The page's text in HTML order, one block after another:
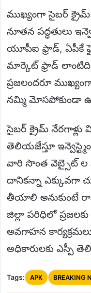
ముఖ్యంగా సైబర్ క్రైమ్
నూతన పద్ధతులు
యూపీఐ ఫ్రాడ్, ఏపీకే
మార్కెట్ ఫ్రాడ్ లాంటిది
ప్రజలందరూ
నమ్మి మోసపోకుండా
సైబర్ క్రైమ్ నేరగాళ్లు
తెలియజేస్తూ
వారి సొంత వెబ్సైట్ ల
దానికన్నా ఎక్కువగా
తీయాలి అనుకుంటే
జిల్లా పరిధిలో
అవగాహన
అధికారులకు ఎస్పీ
Tags: APK BREAKING